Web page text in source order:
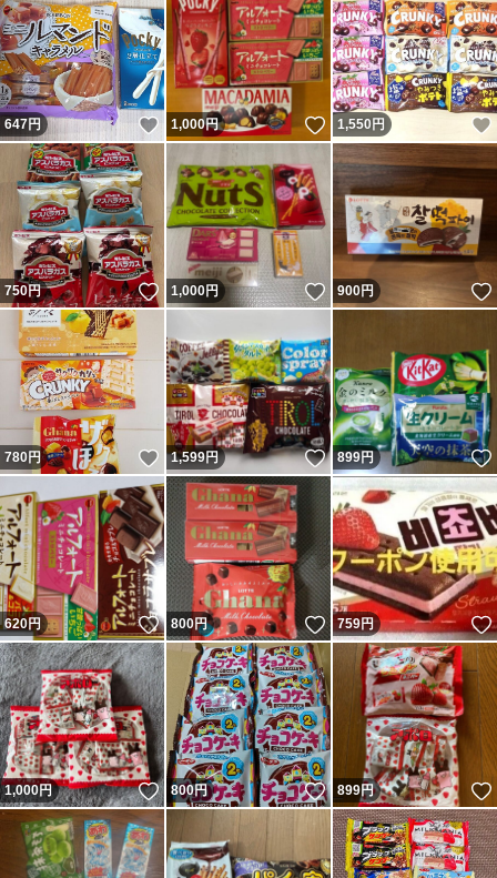
647円 いいね！
1,000円 いいね！
1,550 円
750円 いいね！
1,000円 いいね！
900円
780円 いいね！
1,599円 いいね！
899円
620円 いいね！
800円 いいね！
759円
1,000円 いいね！
800円 いいね！
899円